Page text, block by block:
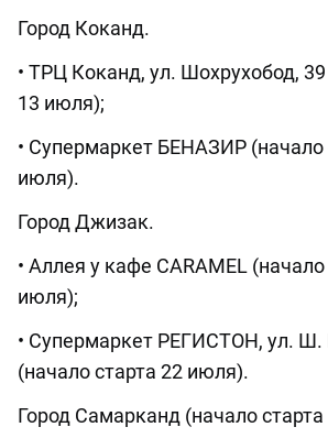
Город Коканд.
• ТРЦ Коканд, ул. Шохрухобод,
13 июля);
• Супермаркет БЕНАЗИР (начало
июля).
Город Джизак.
• Аллея у кафе CARAMEL
июля);
• Супермаркет РЕГИСТОН, ул.
(начало старта 22 июля).
Город Самарканд (начало